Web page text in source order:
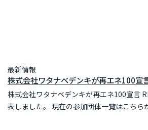
最新情報
株式会社ワタナベデンキが再エネ100宣
株式会社ワタナベデンキが再エネ100宣言
表しました。 現在の参加団体一覧はこちら